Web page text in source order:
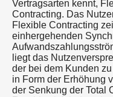
Vertragsarten kennt,
Contracting. Das
Flexible Contracting
einhergehenden
liegt das
der bei dem Kunden
in Form der Erhöhung
der Senkung der Total